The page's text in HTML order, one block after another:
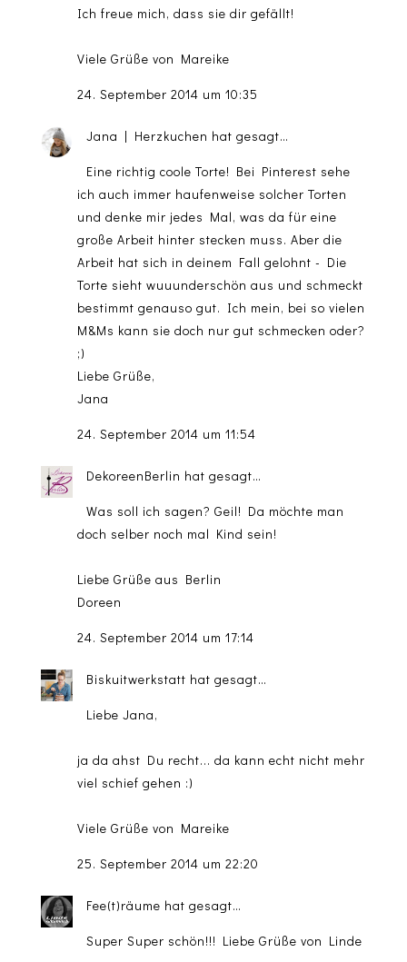
Ich freue mich, dass sie dir gefällt!
Viele Grüße von Mareike
24. September 2014 um 10:35
Jana | Herzkuchen hat gesagt…
Eine richtig coole Torte! Bei Pinterest sehe
ich auch immer haufenweise solcher Torten
und denke mir jedes Mal, was da für eine
große Arbeit hinter stecken muss. Aber die
Arbeit hat sich in deinem Fall gelohnt - Die
Torte sieht wuuunderschön aus und schmeckt
bestimmt genauso gut. Ich mein, bei so vielen
M&Ms kann sie doch nur gut schmecken oder?
;)
Liebe Grüße,
Jana
24. September 2014 um 11:54
DekoreenBerlin hat gesagt…
Was soll ich sagen? Geil! Da möchte man
doch selber noch mal Kind sein!
Liebe Grüße aus Berlin
Doreen
24. September 2014 um 17:14
Biskuitwerkstatt hat gesagt…
Liebe Jana,
ja da ahst Du recht... da kann echt nicht mehr
viel schief gehen :)
Viele Grüße von Mareike
25. September 2014 um 22:20
Fee(t)räume hat gesagt…
Super Super schön!!! Liebe Grüße von Linde